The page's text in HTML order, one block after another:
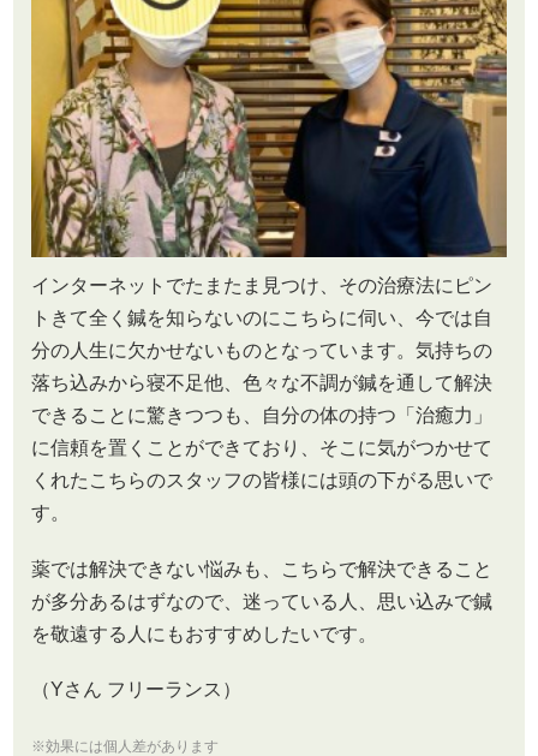
インターネットでたまたま見つけ、その治療法にピン
トきて全く鍼を知らないのにこちらに伺い、今では自
分の人生に欠かせないものとなっています。気持ちの
落ち込みから寝不足他、色々な不調が鍼を通して解決
できることに驚きつつも、自分の体の持つ「治癒力」
に信頼を置くことができており、そこに気がつかせて
くれたこちらのスタッフの皆様には頭の下がる思いで
す。
薬では解決できない悩みも、こちらで解決できること
が多分あるはずなので、迷っている人、思い込みで鍼
を敬遠する人にもおすすめしたいです。
（Yさん フリーランス）
※効果には個人差があります